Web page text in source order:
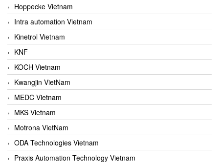
Hoppecke Vietnam
Intra automation Vietnam
Kinetrol Vietnam
KNF
KOCH Vietnam
Kwangjin VietNam
MEDC Vietnam
MKS Vietnam
Motrona VietNam
ODA Technologies Vietnam
Praxis Automation Technology Vietnam